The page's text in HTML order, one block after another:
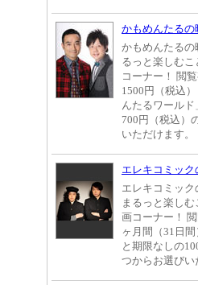
かもめんたるの
かもめんたるの
るっと楽しむ
コーナー！ 閲
1500円（税込
んたるワール
700円（税込）
いただけます。
エレキコミッ
エレキコミッ
まるっと楽し
画コーナー！
ヶ月間（31日
と期限なしの
つからお選びい